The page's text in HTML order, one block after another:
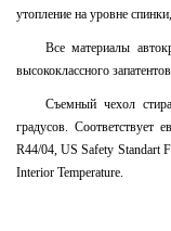
утопление на уровне
Все материалы
высококлассного
Съемный чехол
градусов. Соответствует
R44/04, US Safety Standart
Interior Temperature.